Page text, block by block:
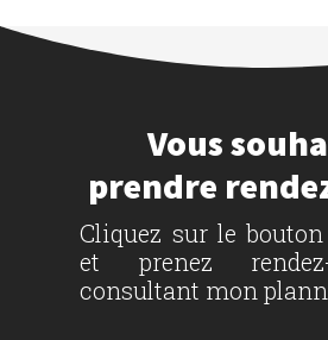
Vous
prendre
Cliquez sur le
et prenez
consultant mon